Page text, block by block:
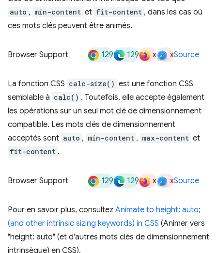
auto , min-content et fit-content , dans les cas où
ces mots clés peuvent être animés.
Browser Support 129 129 x xSource
La fonction CSS calc-size() est une fonction CSS
semblable à calc() . Toutefois, elle accepte également
les opérations sur un seul mot clé de dimensionnement
compatible. Les mots clés de dimensionnement
acceptés sont auto , min-content , max-content et
fit-content .
Browser Support 129 129 x xSource
Pour en savoir plus, consultez Animate to height: auto;
(and other intrinsic sizing keywords) in CSS (Animer vers
"height: auto" (et d'autres mots clés de dimensionnement
intrinsèque) en CSS).